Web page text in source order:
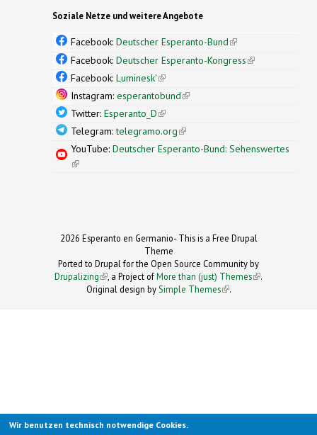
Soziale Netze und weitere Angebote
Facebook: Deutscher Esperanto-Bund(link is
external)
Facebook: Deutscher Esperanto-Kongress(link is
Facebook: Luminesk'(link is external)
Instagram: esperantobund(link is external)
Twitter: Esperanto_D(link is external)
Telegram:telegramo.org(link is external)
YouTube: Deutscher Esperanto-Bund: Sehenswertes
(link is external)
2026 Esperanto en Germanio- This is a Free Drupal
Theme
Ported to Drupal for the Open Source Community by
Drupalizing(link is external)
, a Project ofMore than (just) Themes (link is
.
Original design by Simple Themes
(link is
.
Wir benutzen technisch notwendige Cookies.